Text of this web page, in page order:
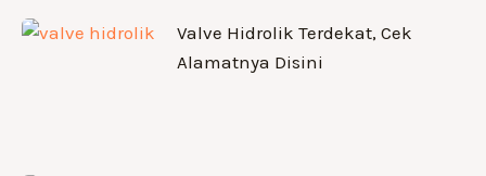
Valve Hidrolik Terdekat, Cek
Alamatnya Disini